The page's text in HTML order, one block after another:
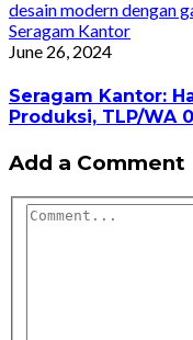
Seragam Kantor
June 26, 2024
Seragam Kantor:
Produksi, TLP/WA
Add a Comment